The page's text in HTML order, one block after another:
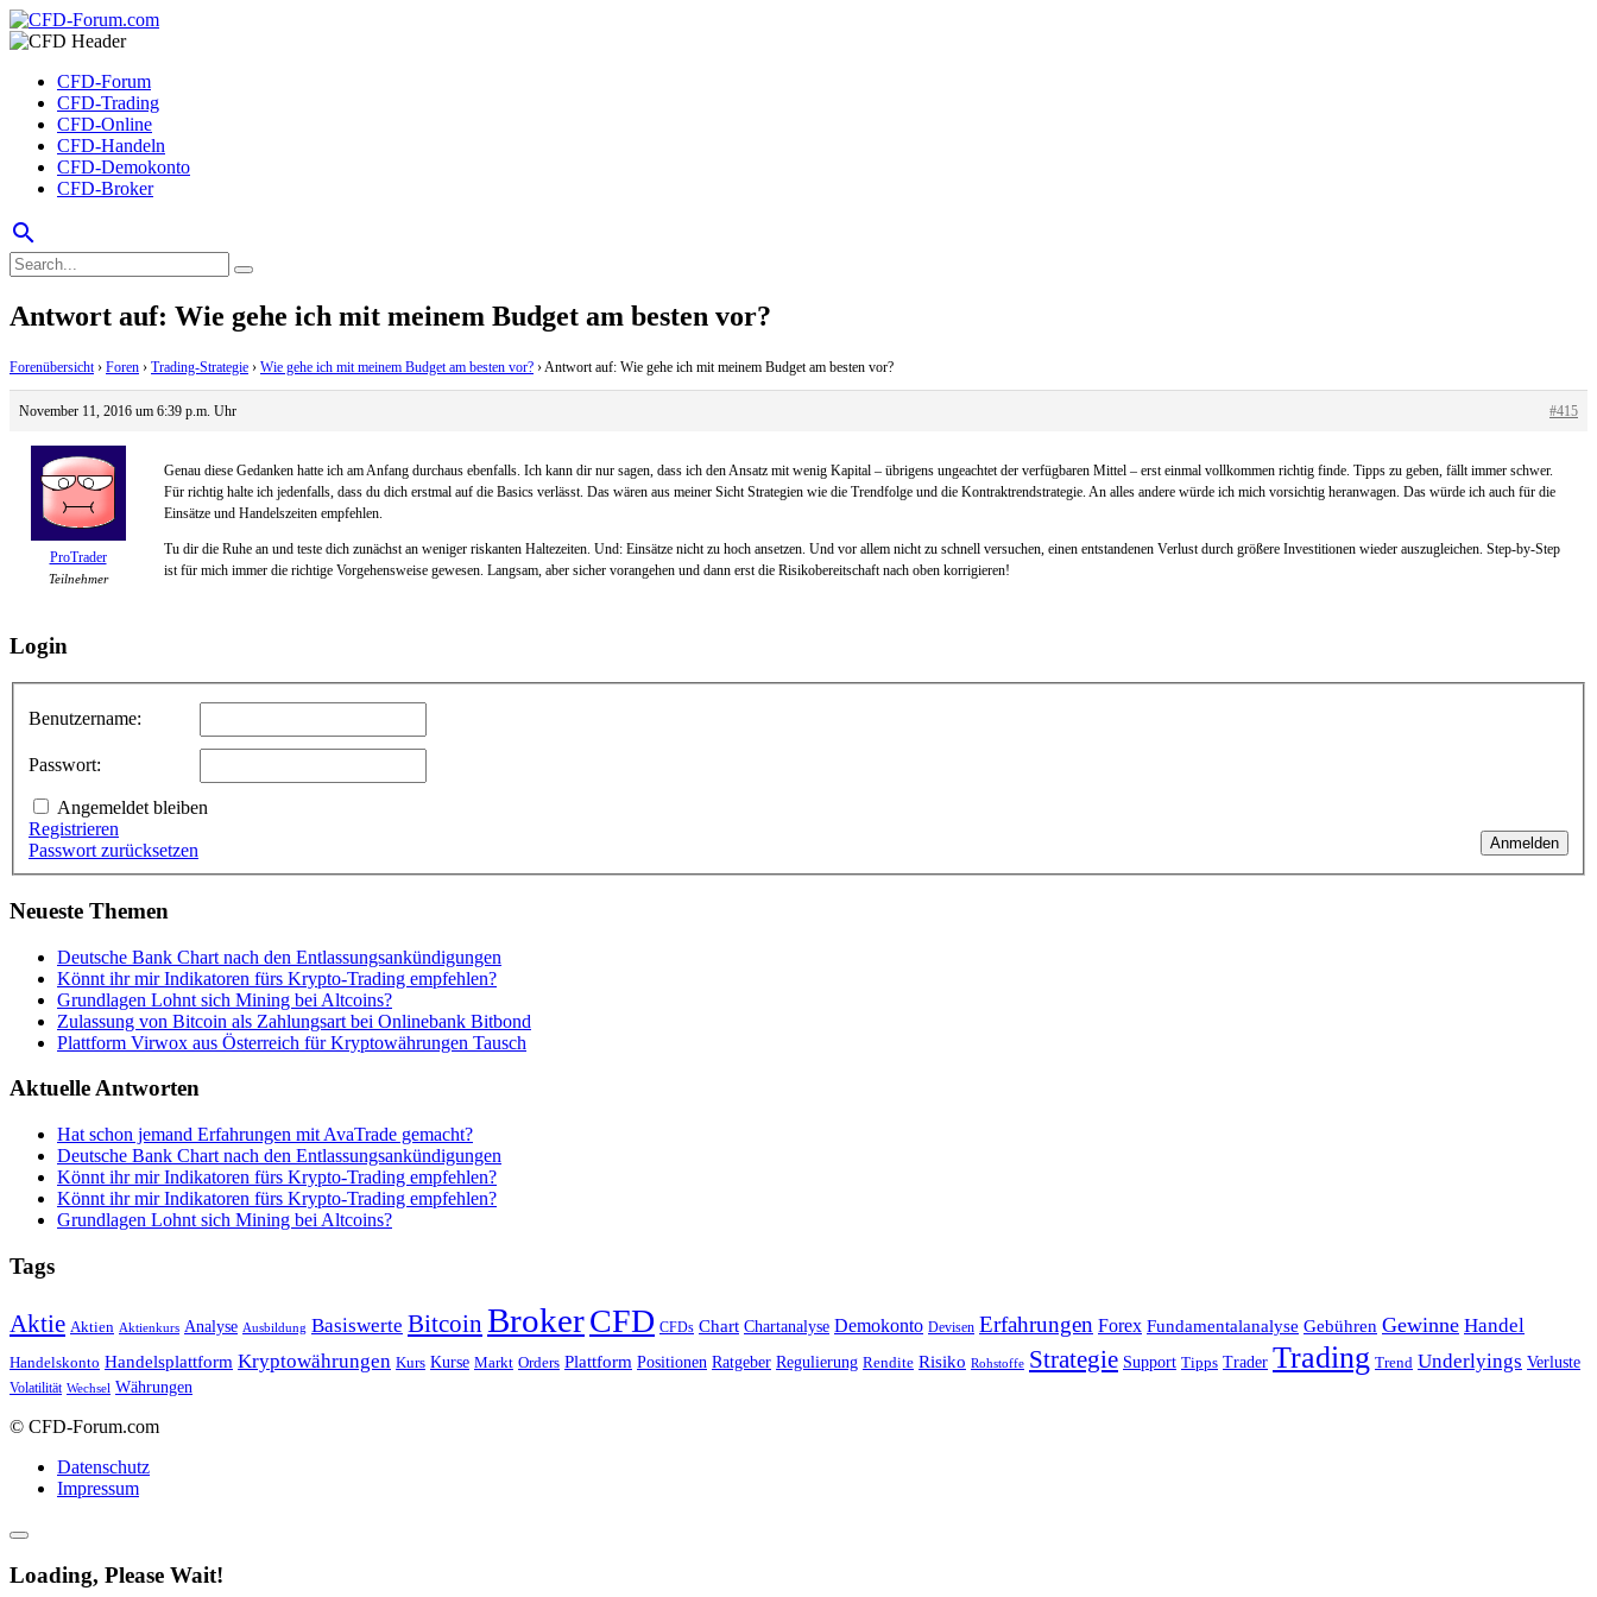
CFD-Forum
CFD-Trading
CFD-Online
CFD-Handeln
CFD-Demokonto
CFD-Broker
search
Antwort auf: Wie gehe ich mit meinem Budget am besten vor?
Forenübersicht › Foren › Trading-Strategie › Wie gehe ich mit meinem Budget am besten vor? ›Antwort auf: Wie gehe ich mit meinem Budget am besten vor?
November 11, 2016 um 6:39 p.m. Uhr #415
ProTrader
Teilnehmer
Genau diese Gedanken hatte ich am Anfang durchaus ebenfalls. Ich kann dir nur sagen, dass ich den Ansatz mit wenig Kapital – übrigens ungeachtet der verfügbaren Mittel – erst einmal vollkommen richtig finde. Tipps zu geben, fällt immer schwer.
Für richtig halte ich jedenfalls, dass du dich erstmal auf die Basics verlässt. Das wären aus meiner Sicht Strategien wie die Trendfolge und die Kontraktrendstrategie. An alles andere würde ich mich vorsichtig heranwagen. Das würde ich auch für die
Einsätze und Handelszeiten empfehlen.
Tu dir die Ruhe an und teste dich zunächst an weniger riskanten Haltezeiten. Und: Einsätze nicht zu hoch ansetzen. Und vor allem nicht zu schnell versuchen, einen entstandenen Verlust durch größere Investitionen wieder auszugleichen. Step-by-Step
ist für mich immer die richtige Vorgehensweise gewesen. Langsam, aber sicher vorangehen und dann erst die Risikobereitschaft nach oben korrigieren!
Login
Benutzername:
Passwort:
Angemeldet bleiben
Anmelden
Registrieren
Passwort zurücksetzen
Neueste Themen
Deutsche Bank Chart nach den Entlassungsankündigungen
Könnt ihr mir Indikatoren fürs Krypto-Trading empfehlen?
Grundlagen Lohnt sich Mining bei Altcoins?
Zulassung von Bitcoin als Zahlungsart bei Onlinebank Bitbond
Plattform Virwox aus Österreich für Kryptowährungen Tausch
Aktuelle Antworten
Hat schon jemand Erfahrungen mit AvaTrade gemacht?
Deutsche Bank Chart nach den Entlassungsankündigungen
Könnt ihr mir Indikatoren fürs Krypto-Trading empfehlen?
Könnt ihr mir Indikatoren fürs Krypto-Trading empfehlen?
Grundlagen Lohnt sich Mining bei Altcoins?
Tags
Aktie Aktien Aktienkurs Analyse Ausbildung Basiswerte Bitcoin BrokerCFD CFDs Chart Chartanalyse Demokonto Devisen Erfahrungen Forex Fundamentalanalyse Gebühren Gewinne Handel
Handelskonto Handelsplattform Kryptowährungen Kurs Kurse Markt Orders Plattform Positionen Ratgeber Regulierung Rendite Risiko Rohstoffe Strategie Support Tipps Trader Trading Trend Underlyings Verluste
Volatilität Wechsel Währungen
© CFD-Forum.com
Datenschutz
Impressum
Loading, Please Wait!